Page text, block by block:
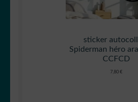
sticker
Spiderman héro
CCFCD
7,80 €